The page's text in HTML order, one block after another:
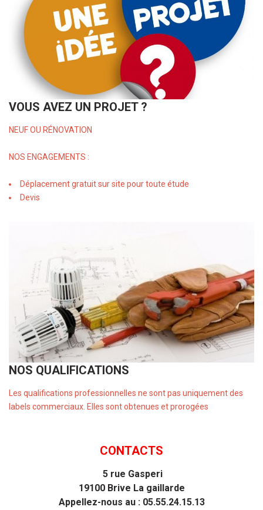
VOUS AVEZ UN PROJET ?
NEUF OU RÉNOVATION
NOS ENGAGEMENTS :
Déplacement gratuit sur site pour toute étude
Devis
NOS QUALIFICATIONS
Les qualifications professionnelles ne sont pas uniquement des
labels commerciaux. Elles sont obtenues et prorogées
CONTACTS
5 rue Gasperi
19100 Brive La gaillarde
Appellez-nous au : 05.55.24.15.13